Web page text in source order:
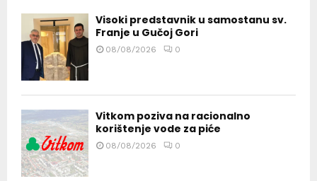
Visoki predstavnik u samostanu sv.
Franje u Gučoj Gori
08/08/2026 0
Vitkom poziva na racionalno
korištenje vode za piće
08/08/2026 0